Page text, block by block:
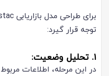
توجه قرار گیرد:
۱. تحلیل وضعیت:
در این مرحله، اطلاعات